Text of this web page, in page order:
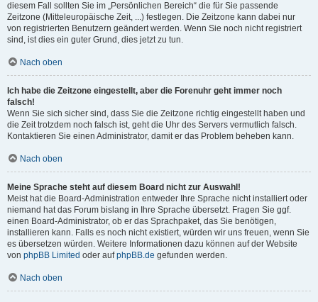
diesem Fall sollten Sie im „Persönlichen Bereich“ die für Sie passende
Zeitzone (Mitteleuropäische Zeit, ...) festlegen. Die Zeitzone kann dabei nur
von registrierten Benutzern geändert werden. Wenn Sie noch nicht registriert
sind, ist dies ein guter Grund, dies jetzt zu tun.
Nach oben
Ich habe die Zeitzone eingestellt, aber die Forenuhr geht immer noch
falsch!
Wenn Sie sich sicher sind, dass Sie die Zeitzone richtig eingestellt haben und
die Zeit trotzdem noch falsch ist, geht die Uhr des Servers vermutlich falsch.
Kontaktieren Sie einen Administrator, damit er das Problem beheben kann.
Nach oben
Meine Sprache steht auf diesem Board nicht zur Auswahl!
Meist hat die Board-Administration entweder Ihre Sprache nicht installiert oder
niemand hat das Forum bislang in Ihre Sprache übersetzt. Fragen Sie ggf.
einen Board-Administrator, ob er das Sprachpaket, das Sie benötigen,
installieren kann. Falls es noch nicht existiert, würden wir uns freuen, wenn Sie
es übersetzen würden. Weitere Informationen dazu können auf der Website
von phpBB Limited oder aufphpBB.de gefunden werden.
Nach oben